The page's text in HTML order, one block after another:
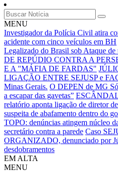
MENU
Investigador da Polícia Civil atira
acidente com cinco veículos em BH
Legalizado do Brasil sob Ataque
DE REPÚDIO CONTRA A
E A "MÁFIA DE FARDAS"
LIGAÇÃO ENTRE SEJUSP e
Minas Gerais. O DEPEN de MG Só
a escapar das gavetas”
relatório aponta ligação de diretor
suspeita de abafamento dentro do
TOPO: denúncias atingem núcleo
secretário contra a parede Caso
ORGANIZADO, denunciado por
desdobramentos
EM ALTA
MENU